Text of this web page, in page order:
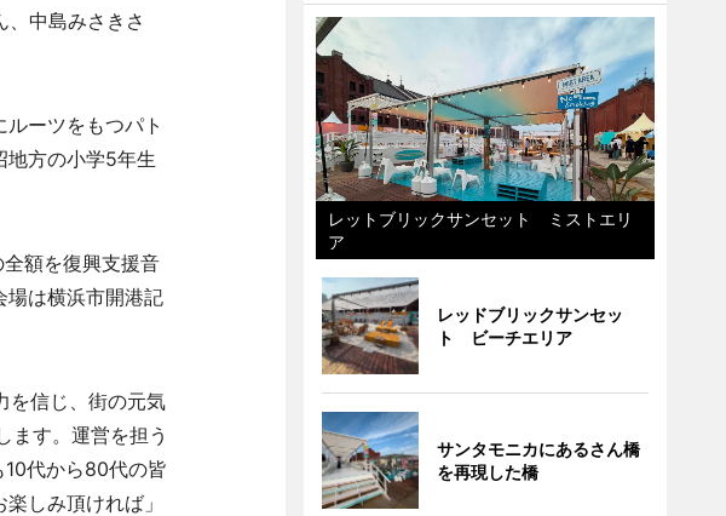
中島みさきさ
ーツをもつパト
地方の小学5年生
額を復興支援音
場は横浜市開港記
を信じ、街の元気
ます。運営を担う
代から80代の皆
しみ頂ければ」
レットブリックサンセット ミストエリ
ア
レッドブリックサンセッ
ト ビーチエリア
サンタモニカにあるさん橋
を再現した橋